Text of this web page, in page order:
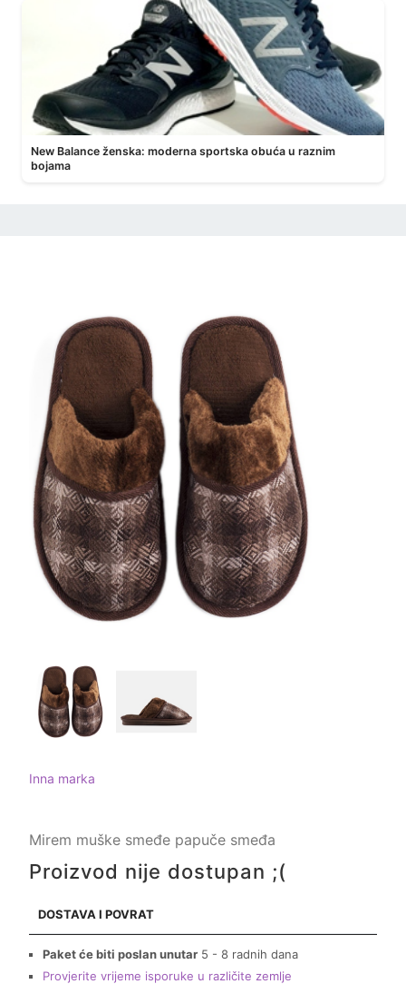
New Balance ženska: moderna sportska obuća u raznim
bojama
Inna marka
Mirem muške smeđe papuče smeđa
Proizvod nije dostupan ;(
DOSTAVA I POVRAT
Paket će biti poslan unutar 5 - 8 radnih dana
Provjerite vrijeme isporuke u različite zemlje